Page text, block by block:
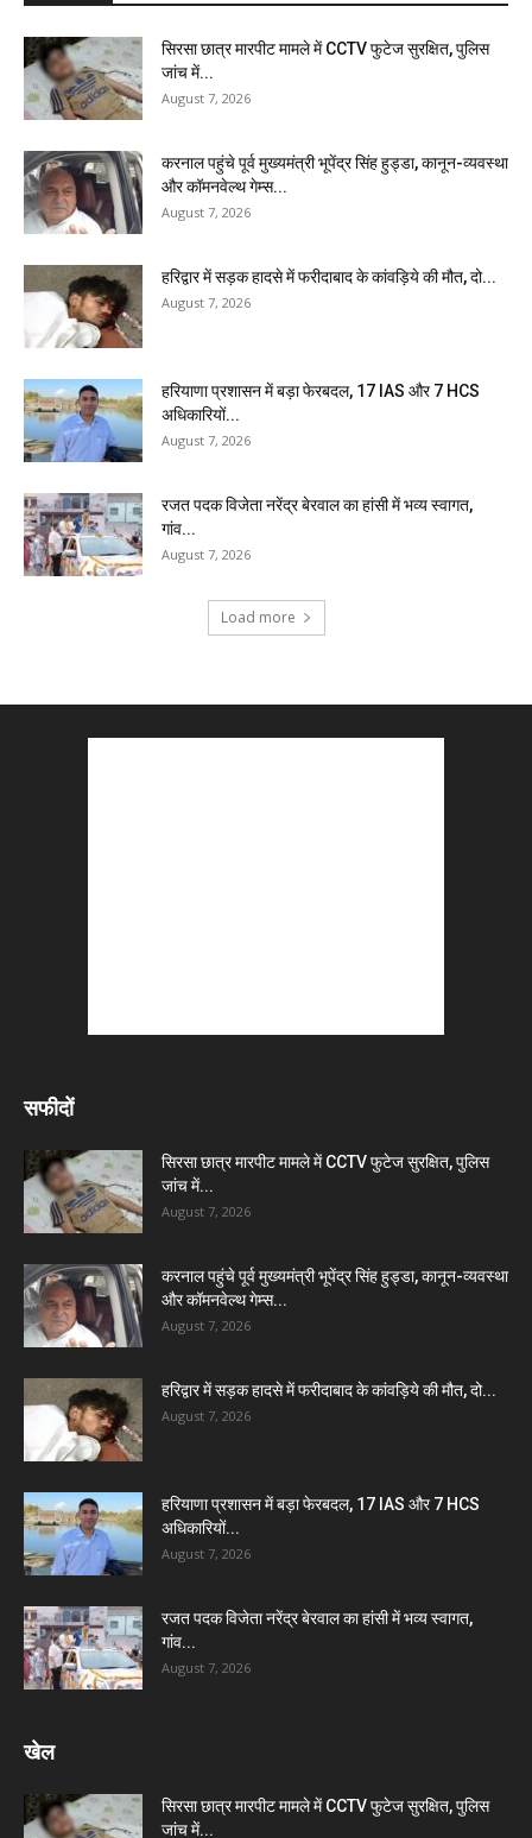
सिरसा छात्र मारपीट मामले में CCTV फुटेज सुरक्षित, पुलिस
जांच में...
August 7, 2026
करनाल पहुंचे पूर्व मुख्यमंत्री भूपेंद्र सिंह हुड्डा, कानून-व्यवस्था
और कॉमनवेल्थ गेम्स...
August 7, 2026
हरिद्वार में सड़क हादसे में फरीदाबाद के कांवड़िये की मौत, दो...
August 7, 2026
हरियाणा प्रशासन में बड़ा फेरबदल, 17 IAS और 7 HCS
अधिकारियों...
August 7, 2026
रजत पदक विजेता नरेंद्र बेरवाल का हांसी में भव्य स्वागत,
गांव...
August 7, 2026
Load more
सफीदों
सिरसा छात्र मारपीट मामले में CCTV फुटेज सुरक्षित, पुलिस
जांच में...
August 7, 2026
करनाल पहुंचे पूर्व मुख्यमंत्री भूपेंद्र सिंह हुड्डा, कानून-व्यवस्था
और कॉमनवेल्थ गेम्स...
August 7, 2026
हरिद्वार में सड़क हादसे में फरीदाबाद के कांवड़िये की मौत, दो...
August 7, 2026
हरियाणा प्रशासन में बड़ा फेरबदल, 17 IAS और 7 HCS
अधिकारियों...
August 7, 2026
रजत पदक विजेता नरेंद्र बेरवाल का हांसी में भव्य स्वागत,
गांव...
August 7, 2026
खेल
सिरसा छात्र मारपीट मामले में CCTV फुटेज सुरक्षित, पुलिस
जांच में...